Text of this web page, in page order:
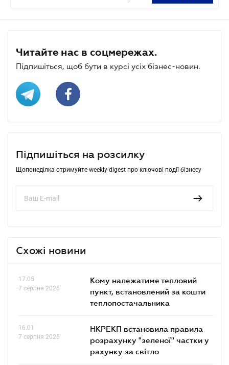
Читайте нас в соцмережах.
Підпишіться, щоб бути в курсі усіх бізнес-новин.
Підпишіться на розсилку
Щопонеділка отримуйте weekly-digest про ключові події бізнесу
Схожі новини
17.05
7 серпня 2026
Кому належатиме тепловий
пункт, встановлений за кошти
теплопостачальника
16.01
7 серпня 2026
НКРЕКП встановила правила
розрахунку "зеленої" частки у
рахунку за світло